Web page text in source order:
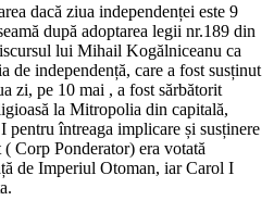
dacă ziua independenței este 9
după adoptarea legii nr.189 din
lui Mihail Kogălniceanu ca
de independență, care a fost susținut
zi, pe 10 mai , a fost sărbătorit
la Mitropolia din capitală,
pentru întreaga implicare și susținere
Corp Ponderator) era votată
de Imperiul Otoman, iar Carol I